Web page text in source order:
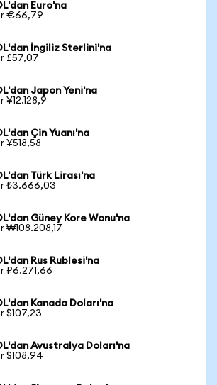
Euro'na
€66,79
İngiliz Sterlini'na
£57,07
Japon Yeni'na
¥12.128,9
Çin Yuanı'na
¥518,58
Türk Lirası'na
₺3.666,03
Güney Kore Wonu'na
₩108.208,17
Rus Rublesi'na
₽6.271,66
Kanada Doları'na
$107,23
Avustralya Doları'na
$108,94